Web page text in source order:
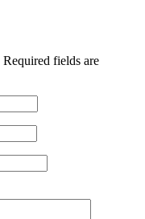
Required fields are